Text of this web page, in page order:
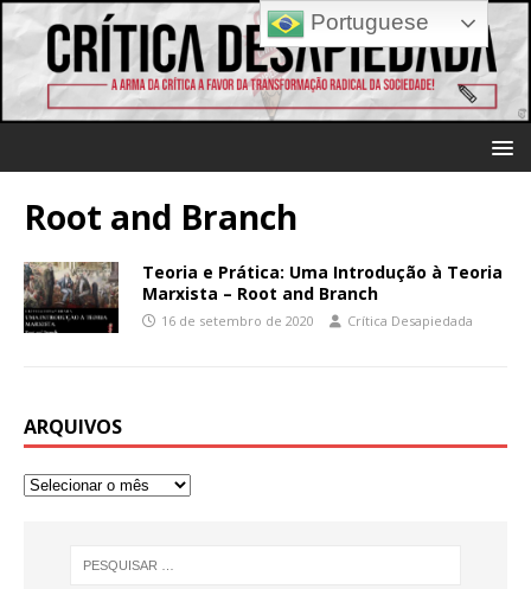
Root and Branch
Teoria e Prática: Uma Introdução à Teoria
Marxista – Root and Branch
16 de setembro de 2020 Crítica Desapiedada
ARQUIVOS
Portuguese